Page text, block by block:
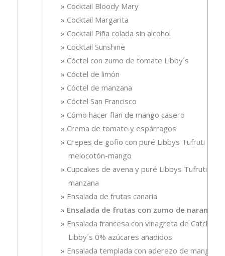
Cocktail Bloody Mary
Cocktail Margarita
Cocktail Piña colada sin alcohol
Cocktail Sunshine
Cóctel con zumo de tomate Libby´s
Cóctel de limón
Cóctel de manzana
Cóctel San Francisco
Cómo hacer flan de mango casero
Crema de tomate y espárragos
Crepes de gofio con puré Libbys Tufruti
melocotón-mango
Cupcakes de avena y puré Libbys Tufruti de
manzana
Ensalada de frutas canaria
Ensalada de frutas con zumo de naranja
Ensalada francesa con vinagreta de Catchup
Libby´s 0% azúcares añadidos
Ensalada templada con aderezo de mango